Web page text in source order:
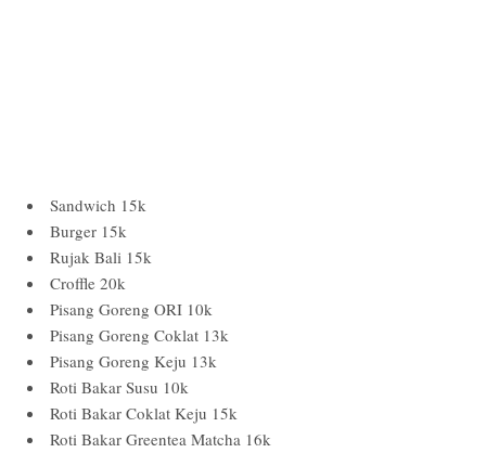
Sandwich 15k
Burger 15k
Rujak Bali 15k
Croffle 20k
Pisang Goreng ORI 10k
Pisang Goreng Coklat 13k
Pisang Goreng Keju 13k
Roti Bakar Susu 10k
Roti Bakar Coklat Keju 15k
Roti Bakar Greentea Matcha 16k